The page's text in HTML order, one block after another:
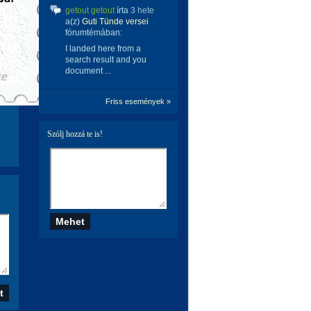
getout getoutírta 3 hete
a(z) Guti Tünde versei
fórumtémában:
I landed here from a
search result and you
document ...
Friss események »
Szólj hozzá te is!